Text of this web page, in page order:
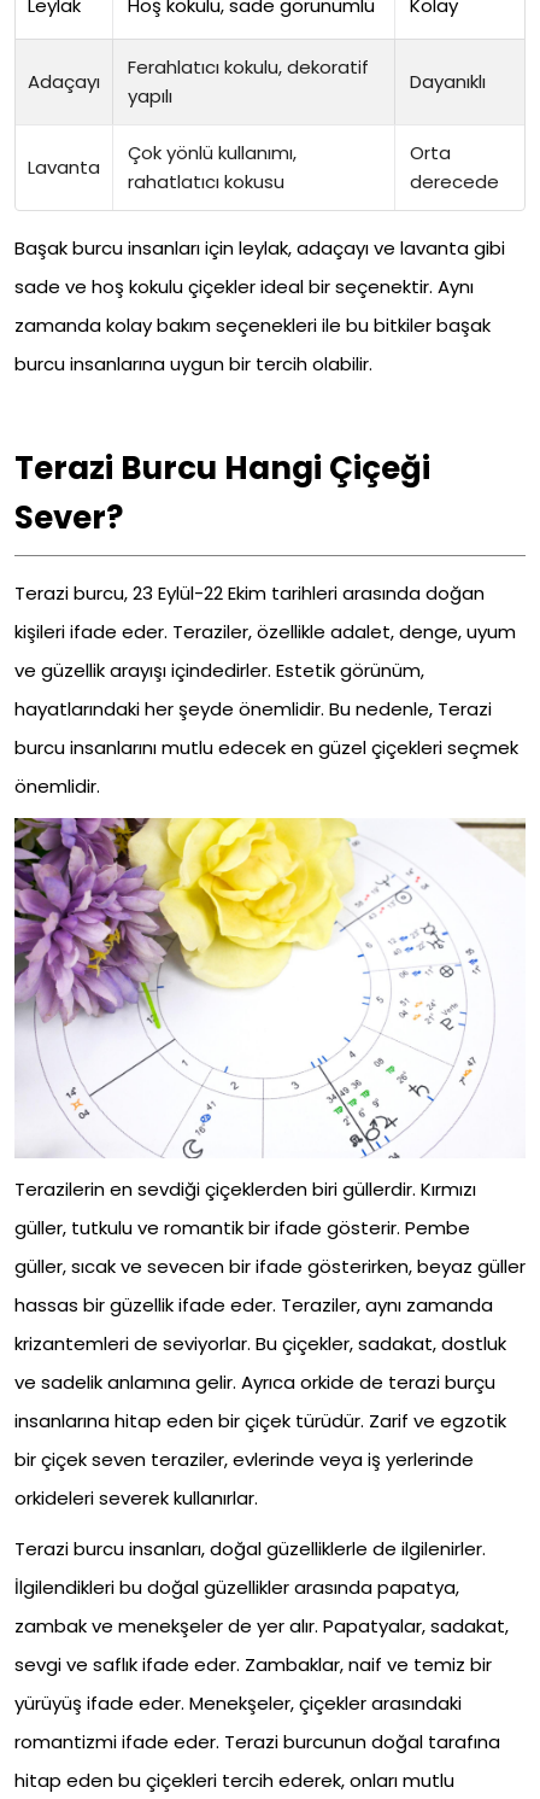
Adaçayı
Ferahlatıcı kokulu, dekoratif
yapılı
Dayanıklı
Lavanta
Çok yönlü kullanımı,
rahatlatıcı kokusu
Orta
derecede
Başak burcu insanları için leylak, adaçayı ve lavanta gibi
sade ve hoş kokulu çiçekler ideal bir seçenektir. Aynı
zamanda kolay bakım seçenekleri ile bu bitkiler başak
burcu insanlarına uygun bir tercih olabilir.
Terazi Burcu Hangi Çiçeği
Sever?
Terazi burcu, 23 Eylül-22 Ekim tarihleri arasında doğan
kişileri ifade eder. Teraziler, özellikle adalet, denge, uyum
ve güzellik arayışı içindedirler. Estetik görünüm,
hayatlarındaki her şeyde önemlidir. Bu nedenle, Terazi
burcu insanlarını mutlu edecek en güzel çiçekleri seçmek
önemlidir.
Terazilerin en sevdiği çiçeklerden biri güllerdir. Kırmızı
güller, tutkulu ve romantik bir ifade gösterir. Pembe
güller, sıcak ve sevecen bir ifade gösterirken, beyaz güller
hassas bir güzellik ifade eder. Teraziler, aynı zamanda
krizantemleri de seviyorlar. Bu çiçekler, sadakat, dostluk
ve sadelik anlamına gelir. Ayrıca orkide de terazi burçu
insanlarına hitap eden bir çiçek türüdür. Zarif ve egzotik
bir çiçek seven teraziler, evlerinde veya iş yerlerinde
orkideleri severek kullanırlar.
Terazi burcu insanları, doğal güzelliklerle de ilgilenirler.
İlgilendikleri bu doğal güzellikler arasında papatya,
zambak ve menekşeler de yer alır. Papatyalar, sadakat,
sevgi ve saflık ifade eder. Zambaklar, naif ve temiz bir
yürüyüş ifade eder. Menekşeler, çiçekler arasındaki
romantizmi ifade eder. Terazi burcunun doğal tarafına
hitap eden bu çiçekleri tercih ederek, onları mutlu